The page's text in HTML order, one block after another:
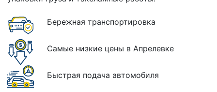
Бережная транспортировка
Самые низкие цены в Апрелевке
Быстрая подача автомобиля